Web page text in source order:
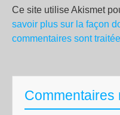
Ce site utilise Akismet
savoir plus sur la façon
commentaires sont
Commentaires